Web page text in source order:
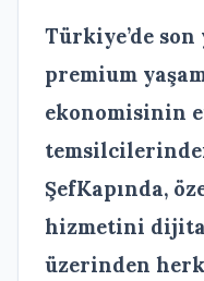
Türkiye’de
premium
ekonomisinin
ŞefKapında,
hizmetini
üzerinden